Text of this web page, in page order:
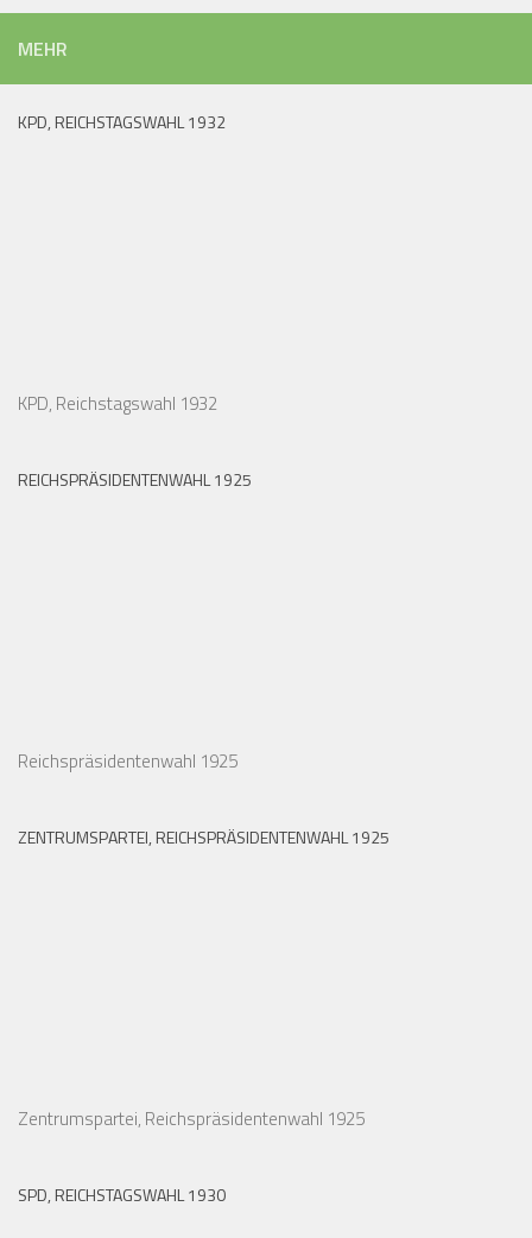
MEHR
KPD, REICHSTAGSWAHL 1932
KPD, Reichstagswahl 1932
REICHSPRÄSIDENTENWAHL 1925
Reichspräsidentenwahl 1925
ZENTRUMSPARTEI, REICHSPRÄSIDENTENWAHL 1925
Zentrumspartei, Reichspräsidentenwahl 1925
SPD, REICHSTAGSWAHL 1930